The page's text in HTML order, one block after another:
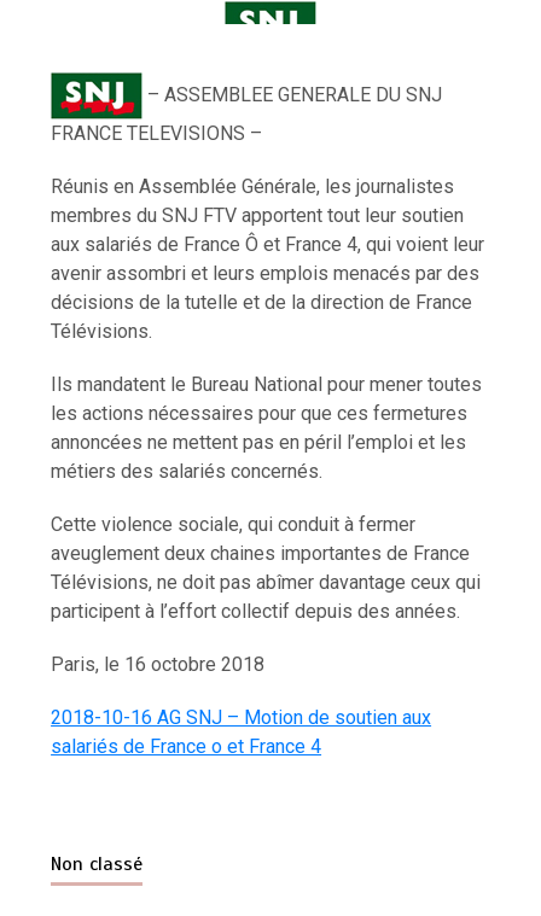
– ASSEMBLEE GENERALE DU SNJ
FRANCE TELEVISIONS –
Réunis en Assemblée Générale, les journalistes
membres du SNJ FTV apportent tout leur soutien
aux salariés de France Ô et France 4, qui voient leur
avenir assombri et leurs emplois menacés par des
décisions de la tutelle et de la direction de France
Télévisions.
Ils mandatent le Bureau National pour mener toutes
les actions nécessaires pour que ces fermetures
annoncées ne mettent pas en péril l’emploi et les
métiers des salariés concernés.
Cette violence sociale, qui conduit à fermer
aveuglement deux chaines importantes de France
Télévisions, ne doit pas abîmer davantage ceux qui
participent à l’effort collectif depuis des années.
Paris, le 16 octobre 2018
2018-10-16 AG SNJ – Motion de soutien aux
salariés de France o et France 4
Non classé